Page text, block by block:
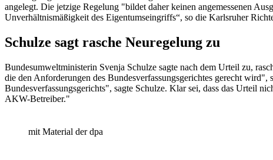
angelegt. Die jetzige Regelung "bildet daher keinen angemessenen
Unverhältnismäßigkeit des Eigentumseingriffs“, so die Karlsruher
Schulze sagt rasche Neuregelung zu
Bundesumweltministerin Svenja Schulze sagte nach dem Urteil zu,
die den Anforderungen des Bundesverfassungsgerichtes gerecht
Bundesverfassungsgerichts", sagte Schulze. Klar sei, dass das Urteil
AKW-Betreiber."
mit Material der dpa